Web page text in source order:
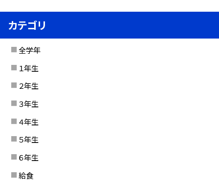
カテゴリ
全学年
１年生
２年生
３年生
４年生
５年生
６年生
給食